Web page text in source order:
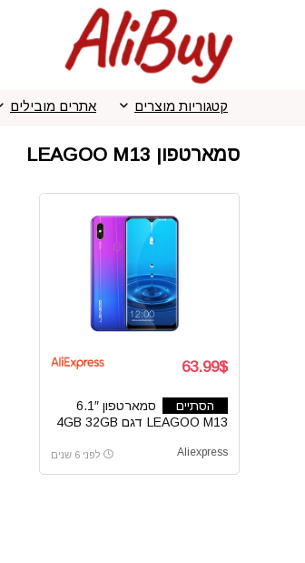
קטגוריות מוצרים אתרים מובילים
סמארטפון LEAGOO M13
63.99$
הסתיים
סמארטפון 6.1″
LEAGOO M13 דגם 4GB 32GB
Aliexpress לפני 6 שנים